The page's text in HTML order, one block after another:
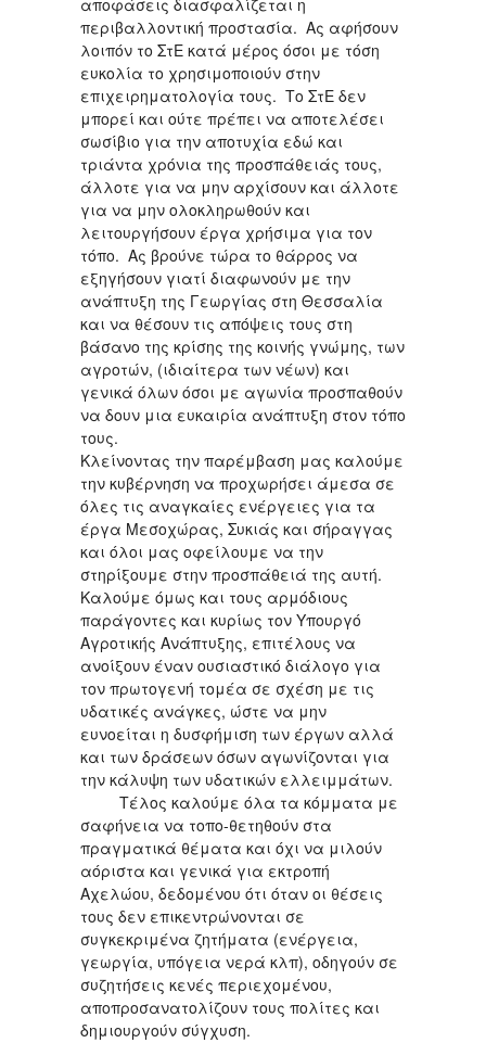
αποφάσεις διασφαλίζεται η
περιβαλλοντική προστασία. Ας αφήσουν
λοιπόν το ΣτΕ κατά μέρος όσοι με τόση
ευκολία το χρησιμοποιούν στην
επιχειρηματολογία τους. Το ΣτΕ δεν
μπορεί και ούτε πρέπει να αποτελέσει
σωσίβιο για την αποτυχία εδώ και
τριάντα χρόνια της προσπάθειάς τους,
άλλοτε για να μην αρχίσουν και άλλοτε
για να μην ολοκληρωθούν και
λειτουργήσουν έργα χρήσιμα για τον
τόπο. Ας βρούνε τώρα το θάρρος να
εξηγήσουν γιατί διαφωνούν με την
ανάπτυξη της Γεωργίας στη Θεσσαλία
και να θέσουν τις απόψεις τους στη
βάσανο της κρίσης της κοινής γνώμης, των
αγροτών, (ιδιαίτερα των νέων) και
γενικά όλων όσοι με αγωνία προσπαθούν
να δουν μια ευκαιρία ανάπτυξη στον τόπο
τους.
Κλείνοντας την παρέμβαση μας καλούμε
την κυβέρνηση να προχωρήσει άμεσα σε
όλες τις αναγκαίες ενέργειες για τα
έργα Μεσοχώρας, Συκιάς και σήραγγας
και όλοι μας οφείλουμε να την
στηρίξουμε στην προσπάθειά της αυτή.
Καλούμε όμως και τους αρμόδιους
παράγοντες και κυρίως τον Υπουργό
Αγροτικής Ανάπτυξης, επιτέλους να
ανοίξουν έναν ουσιαστικό διάλογο για
τον πρωτογενή τομέα σε σχέση με τις
υδατικές ανάγκες, ώστε να μην
ευνοείται η δυσφήμιση των έργων αλλά
και των δράσεων όσων αγωνίζονται για
την κάλυψη των υδατικών ελλειμμάτων.
Τέλος καλούμε όλα τα κόμματα με
σαφήνεια να τοπο-θετηθούν στα
πραγματικά θέματα και όχι να μιλούν
αόριστα και γενικά για εκτροπή
Αχελώου, δεδομένου ότι όταν οι θέσεις
τους δεν επικεντρώνονται σε
συγκεκριμένα ζητήματα (ενέργεια,
γεωργία, υπόγεια νερά κλπ), οδηγούν σε
συζητήσεις κενές περιεχομένου,
αποπροσανατολίζουν τους πολίτες και
δημιουργούν σύγχυση.